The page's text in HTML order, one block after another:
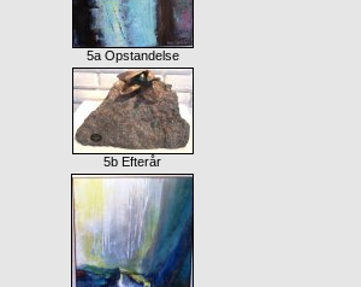
5a Opstandelse
5b Efterår